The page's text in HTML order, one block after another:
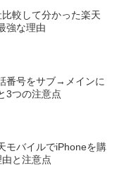
較して分かった楽天
強な理由
番号をサブ→メインに
3つの注意点
モバイルでiPhoneを購
と注意点